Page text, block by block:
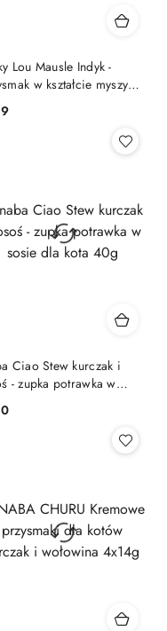
Lou Mausle Indyk -
w kształcie myszy
Ciao Stew kurczak i
- zupka potrawka w
dla kota 40g